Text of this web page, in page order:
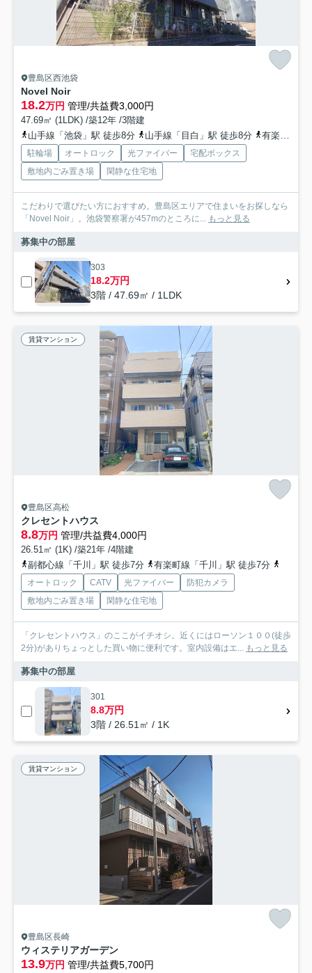
豊島区西池袋
Novel Noir
18.2万円 管理/共益費3,000円
47.69㎡ (1LDK) /築12年 /3階建
山手線「池袋」駅 徒歩8分
山手線「目白」駅 徒歩8分 有楽町線「池袋」駅 徒歩8分
駐輪場 オートロック 光ファイバー
宅配ボックス
敷地内ごみ置き場
閑静な住宅地
こだわりで選びたい方におすすめ。豊島区エリアで住まいをお探しなら
「Novel Noir」。池袋警察署が457mのところに... もっと見る
募集中の部屋
303
18.2万円
3階 / 47.69㎡ / 1LDK
賃貸マンション
豊島区高松
クレセントハウス
8.8万円 管理/共益費4,000円
26.51㎡ (1K) /築21年 /4階建
副都心線「千川」駅 徒歩7分
有楽町線「千川」駅 徒歩7分
オートロック CATV 光ファイバー
防犯カメラ
敷地内ごみ置き場
閑静な住宅地
「クレセントハウス」のここがイチオシ。近くにはローソン１００(徒歩
2分)がありちょっとした買い物に便利です。室内設備はエ... もっと見る
募集中の部屋
301
8.8万円
3階 / 26.51㎡ / 1K
賃貸マンション
豊島区長崎
ウィステリアガーデン
13.9万円 管理/共益費5,700円